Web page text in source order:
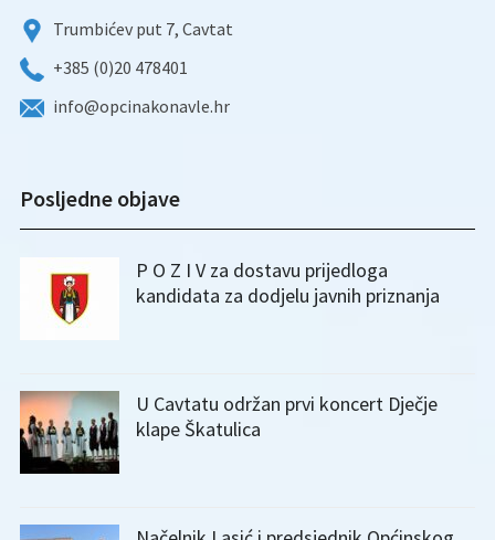
Trumbićev put 7, Cavtat
+385 (0)20 478401
info@opcinakonavle.hr
Posljedne objave
P O Z I V za dostavu prijedloga
kandidata za dodjelu javnih priznanja
U Cavtatu održan prvi koncert Dječje
klape Škatulica